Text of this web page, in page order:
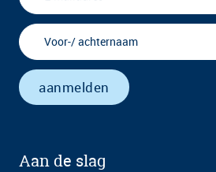
Aan de slag